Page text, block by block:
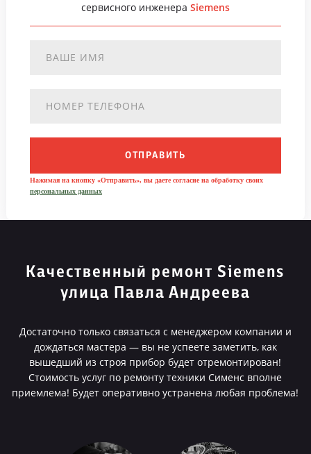
сервисного инженера Siemens
ОТПРАВИТЬ
Нажимая на кнопку «Отправить», вы даете согласие на обработку своих
персональных данных
Качественный ремонт Siemens
улица Павла Андреева
Достаточно только связаться с менеджером компании и
дождаться мастера — вы не успеете заметить, как
вышедший из строя прибор будет отремонтирован!
Стоимость услуг по ремонту техники Сименс вполне
приемлема! Будет оперативно устранена любая проблема!